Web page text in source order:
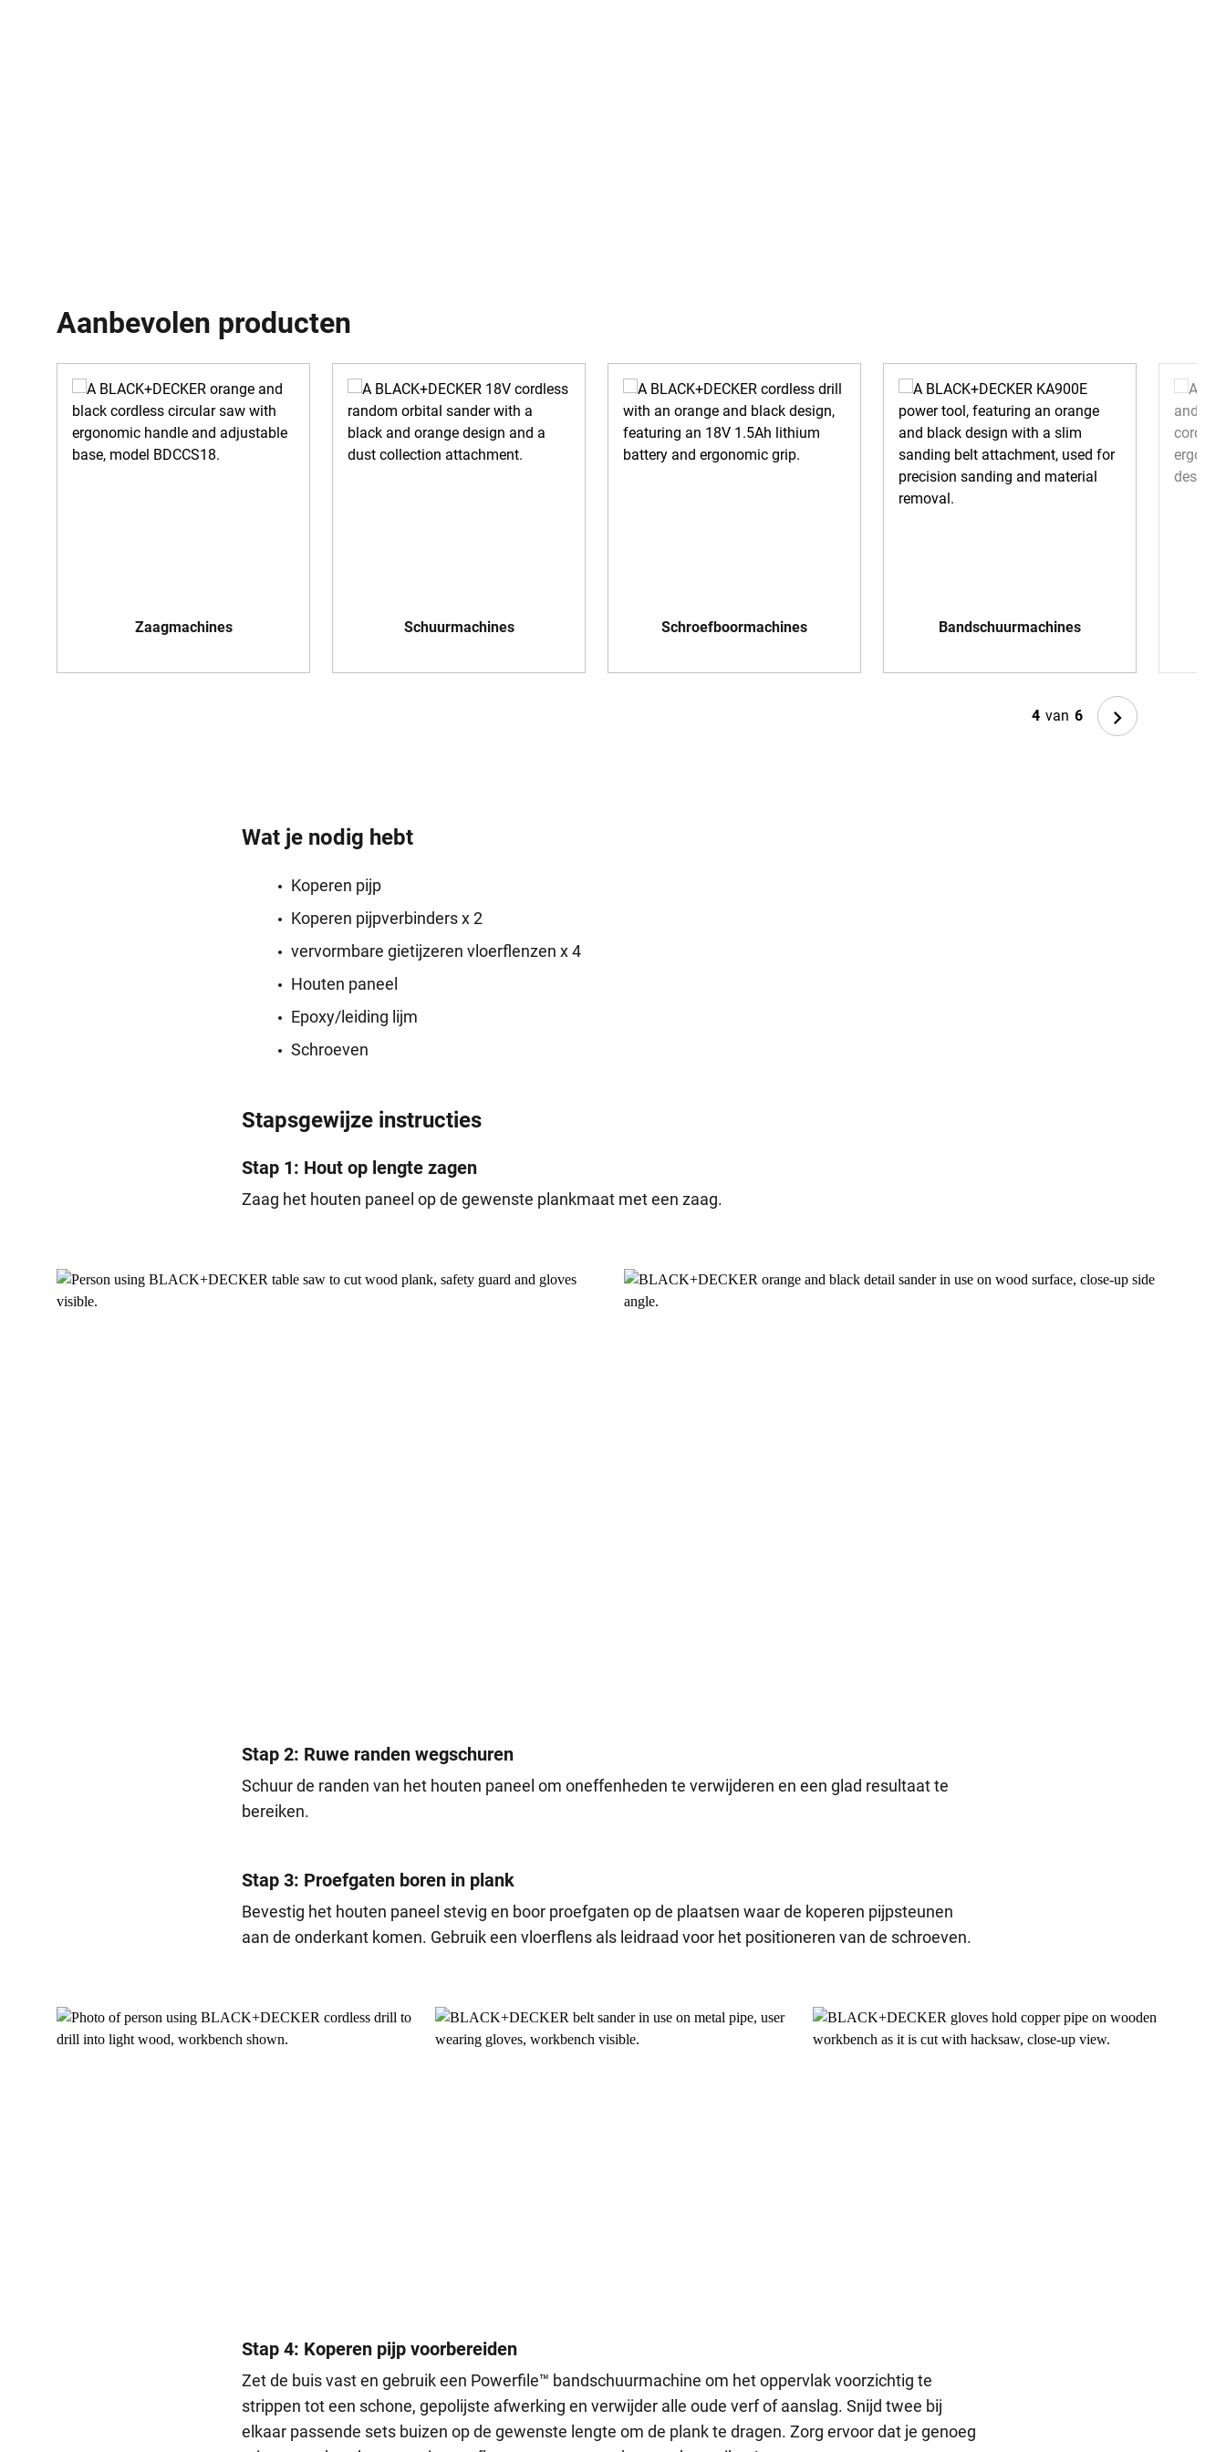
Aanbevolen producten
Zaagmachines Schuurmachines Schroefboormachines Bandschuurmachines
4 van 6
Next
Wat je nodig hebt
Koperen pijp
Koperen pijpverbinders x 2
vervormbare gietijzeren vloerflenzen x 4
Houten paneel
Epoxy/leiding lijm
Schroeven
Stapsgewijze instructies
Stap 1: Hout op lengte zagen
Zaag het houten paneel op de gewenste plankmaat met een zaag.
Stap 2: Ruwe randen wegschuren
Schuur de randen van het houten paneel om oneffenheden te verwijderen en een glad resultaat te
bereiken.
Stap 3: Proefgaten boren in plank
Bevestig het houten paneel stevig en boor proefgaten op de plaatsen waar de koperen pijpsteunen
aan de onderkant komen. Gebruik een vloerflens als leidraad voor het positioneren van de schroeven.
Stap 4: Koperen pijp voorbereiden
Zet de buis vast en gebruik een Powerfile™ bandschuurmachine om het oppervlak voorzichtig te
strippen tot een schone, gepolijste afwerking en verwijder alle oude verf of aanslag. Snijd twee bij
elkaar passende sets buizen op de gewenste lengte om de plank te dragen. Zorg ervoor dat je genoeg